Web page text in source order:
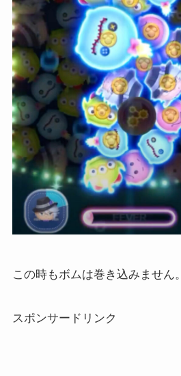
この時もボムは巻き込みません。
スポンサードリンク